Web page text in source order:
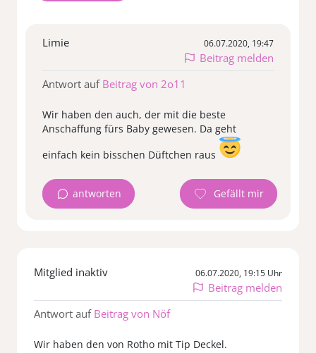
Limie 06.07.2020, 19:47
Beitrag melden
Antwort auf Beitrag von 2o11
Wir haben den auch, der mit die beste
Anschaffung fürs Baby gewesen. Da geht
einfach kein bisschen Düftchen raus
antworten
Mitglied inaktiv 06.07.2020, 19:15 Uhr
Beitrag melden
Antwort auf Beitrag von Nöf
Wir haben den von Rotho mit Tip Deckel.